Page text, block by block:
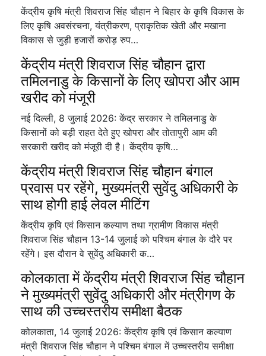
केंद्रीय कृषि मंत्री शिवराज सिंह चौहान ने बिहार के कृषि विकास के
लिए कृषि अवसंरचना, यंत्रीकरण, प्राकृतिक खेती और मखाना
विकास से जुड़ी हजारों करोड़ रुप…
केंद्रीय मंत्री शिवराज सिंह चौहान द्वारा
तमिलनाडु के किसानों के लिए खोपरा और आम
खरीद को मंजूरी
नई दिल्ली, 8 जुलाई 2026: केंद्र सरकार ने तमिलनाडु के
किसानों को बड़ी राहत देते हुए खोपरा और तोतापुरी आम की
सरकारी खरीद को मंजूरी दी है। केंद्रीय कृषि…
केंद्रीय मंत्री शिवराज सिंह चौहान बंगाल
प्रवास पर रहेंगे, मुख्यमंत्री सुवेंदु अधिकारी के
साथ होगी हाई लेवल मीटिंग
केंद्रीय कृषि एवं किसान कल्याण तथा ग्रामीण विकास मंत्री
शिवराज सिंह चौहान 13-14 जुलाई को पश्चिम बंगाल के दौरे पर
रहेंगे। इस दौरान वे सुवेंदु अधिकारी क…
कोलकाता में केंद्रीय मंत्री शिवराज सिंह चौहान
ने मुख्यमंत्री सुवेंदु अधिकारी और मंत्रीगण के
साथ की उच्चस्तरीय समीक्षा बैठक
कोलकाता, 14 जुलाई 2026: केंद्रीय कृषि एवं किसान कल्याण
मंत्री शिवराज सिंह चौहान ने पश्चिम बंगाल में उच्चस्तरीय समीक्षा